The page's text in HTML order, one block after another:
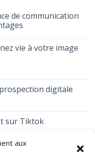
aux
de communication
vie à votre image
digitale
sur Tiktok
: TikTok, Réels et